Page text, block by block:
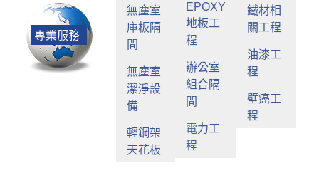
無塵室
庫板隔
間
無塵室
潔淨設
備
輕鋼架
天花板
EPOXY
地板工
程
辦公室
組合隔
間
電力工
程
鐵材相
關工程
油漆工
程
壁癌工
程